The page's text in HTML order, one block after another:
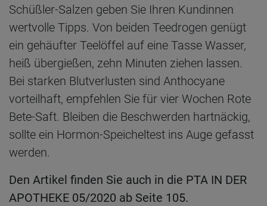
Schüßler-Salzen geben Sie Ihren Kundinnen
wertvolle Tipps. Von beiden Teedrogen genügt
ein gehäufter Teelöffel auf eine Tasse Wasser,
heiß übergießen, zehn Minuten ziehen lassen.
Bei starken Blutverlusten sind Anthocyane
vorteilhaft, empfehlen Sie für vier Wochen Rote
Bete-Saft. Bleiben die Beschwerden hartnäckig,
sollte ein Hormon-Speicheltest ins Auge gefasst
werden.
Den Artikel finden Sie auch in die PTA IN DER
APOTHEKE 05/2020 ab Seite 105.